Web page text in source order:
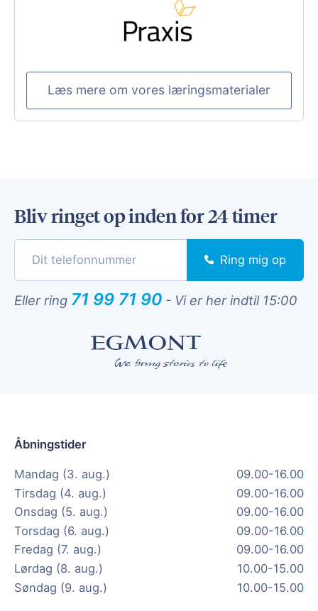
Læs mere om vores læringsmaterialer
Bliv ringet op inden for 24 timer
Ring mig op
Eller ring 71 99 71 90 - Vi er her indtil 15:00
Åbningstider
Mandag (3. aug.)
09.00-16.00
Tirsdag (4. aug.)
09.00-16.00
Onsdag (5. aug.)
09.00-16.00
Torsdag (6. aug.)
09.00-16.00
Fredag (7. aug.)
09.00-16.00
Lørdag (8. aug.)
10.00-15.00
Søndag (9. aug.)
10.00-15.00